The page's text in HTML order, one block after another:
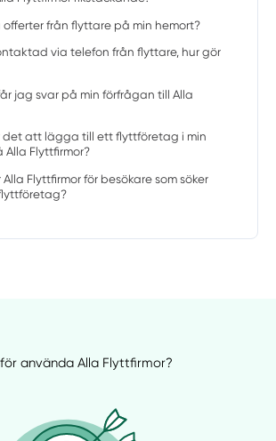
från flyttare på min hemort?
via telefon från flyttare, hur gör
jag svar på min förfrågan till Alla
det att lägga till ett flyttföretag i min
Alla Flyttfirmor?
Flyttfirmor för besökare som söker
använda Alla Flyttfirmor?